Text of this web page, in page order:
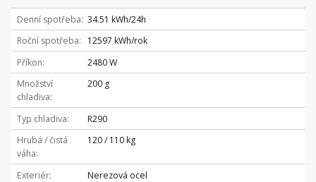
Denní spotřeba 34.51 kWh/24h
Roční spotřeba
12597 kWh/rok
Příkon
2480 W
Množství
chladiva
200 g
Typ chladiva
R290
Hrubá / čistá
váha
120 / 110 kg
Exteriér
Nerezová ocel